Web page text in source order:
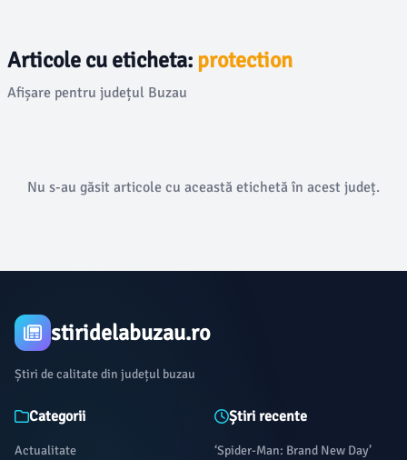
Articole cu eticheta: protection
Afișare pentru județul Buzau
Nu s-au găsit articole cu această etichetă în acest județ.
stiridelabuzau.ro
Știri de calitate din județul buzau
Categorii
Actualitate
Știri recente
‘Spider-Man: Brand New Day’